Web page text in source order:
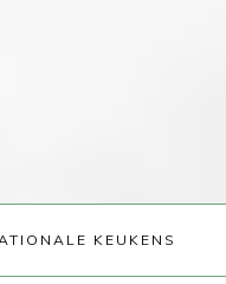
KEUKENS